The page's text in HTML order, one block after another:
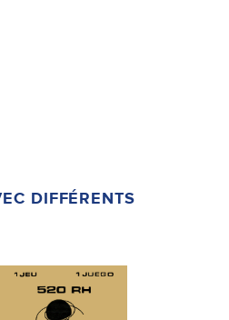
DIFFÉRENTS